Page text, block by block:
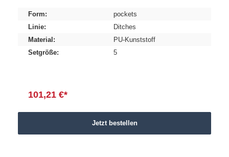
Form:
pockets
Linie:
Ditches
Material:
PU-Kunststoff
Setgröße:
5
101,21 €*
Jetzt bestellen